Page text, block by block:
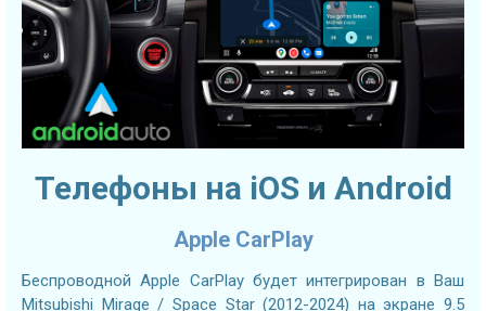
Телефоны на iOS и Android
Apple CarPlay
Беспроводной Apple CarPlay будет интегрирован в Ваш
Mitsubishi Mirage / Space Star (2012-2024) на экране 9.5